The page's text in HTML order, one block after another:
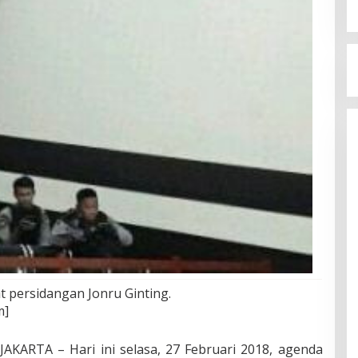
persidangan Jonru Ginting.
JAKARTA – Hari ini selasa, 27 Februari 2018, agenda